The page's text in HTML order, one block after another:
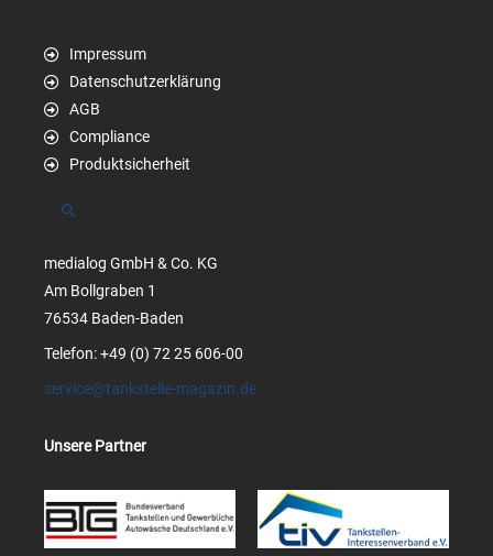
Impressum
Datenschutzerklärung
AGB
Compliance
Produktsicherheit
Suchen
medialog GmbH & Co. KG
Am Bollgraben 1
76534 Baden-Baden
Telefon: +49 (0) 72 25 606-00
service@tankstelle-magazin.de
Unsere Partner